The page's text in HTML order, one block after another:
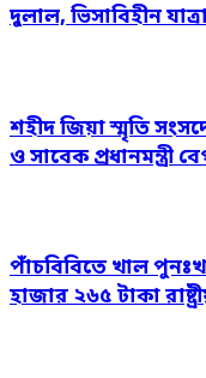
দুলাল, ভিসাবিহীন
শহীদ জিয়া স্মৃতি
ও সাবেক প্রধানমন্ত্রী
পাঁচবিবিতে খাল
হাজার ২৬৫ টাকা